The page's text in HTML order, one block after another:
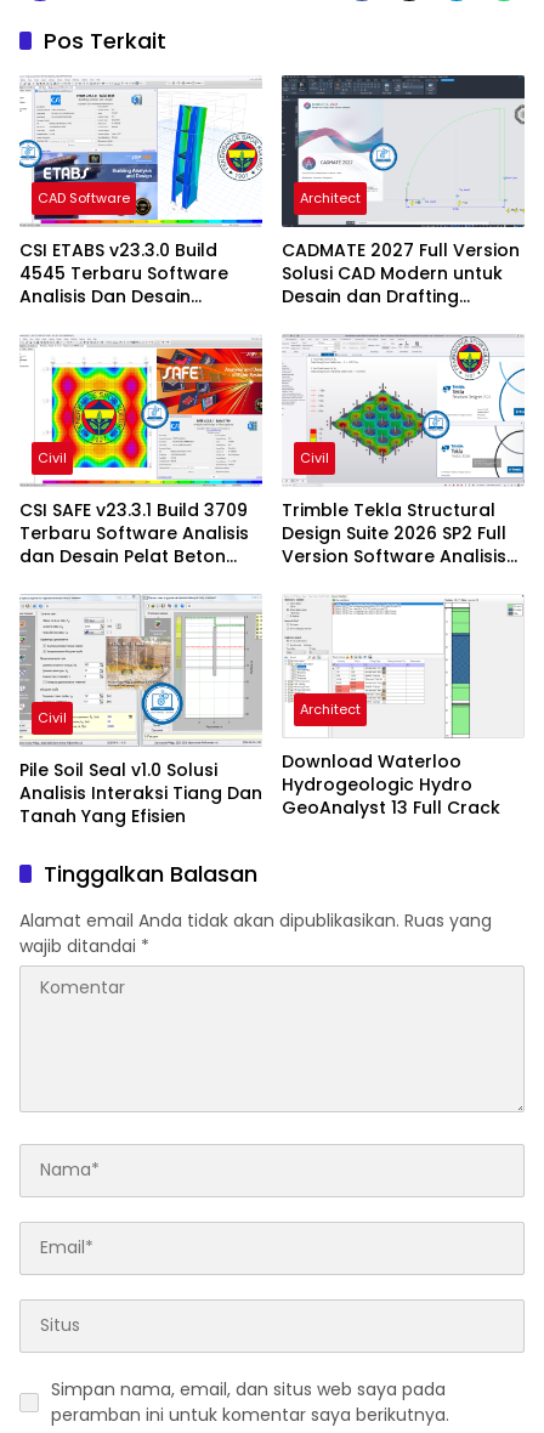
Pos Terkait
CAD Software
CSI ETABS v23.3.0 Build
4545 Terbaru Software
Analisis Dan Desain
Profesional
Architect
CADMATE 2027 Full Version
Solusi CAD Modern untuk
Desain dan Drafting
Civil
CSI SAFE v23.3.1 Build 3709
Terbaru Software Analisis
dan Desain Pelat Beton
Civil
Trimble Tekla Structural
Design Suite 2026 SP2 Full
Version Software Analisis
Civil
Pile Soil Seal v1.0 Solusi
Analisis Interaksi Tiang Dan
Tanah Yang Efisien
Architect
Download Waterloo
Hydrogeologic Hydro
GeoAnalyst 13 Full Crack
Tinggalkan Balasan
Alamat email Anda tidak akan dipublikasikan. Ruas yang
wajib ditandai *
Simpan nama, email, dan situs web saya pada
peramban ini untuk komentar saya berikutnya.